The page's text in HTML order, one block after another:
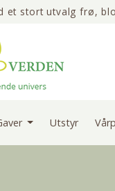
et stort utvalg frø,
Utstyr